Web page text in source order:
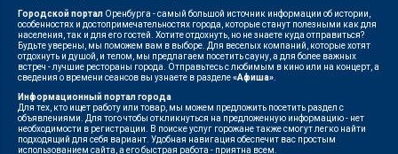
Городской портал Оренбурга - самый большой источник информации об истории,
особенностях и достопримечательностях города, которые станут полезными как для
населения, так и для его гостей. Хотите отдохнуть, но не знаете куда отправиться?
Будьте уверены, мы поможем вам в выборе. Для веселых компаний, которые хотят
отдохнуть и душой, и телом, мы предлагаем посетить сауну, а для более важных
встреч - лучшие рестораны города. Отправьтесь с любимым в кино или на концерт, а
сведения о времени сеансов вы узнаете в разделе«Афиша»
Информационный портал города
Для тех, кто ищет работу или товар, мы можем предложить посетить раздел с
объявлениями. Для того чтобы откликнуться на предложенную информацию - нет
необходимости в регистрации. В поиске услуг горожане также смогут легко найти
подходящий для себя вариант. Удобная навигация обеспечит вас простым
использованием сайта, а его быстрая работа - приятна всем.